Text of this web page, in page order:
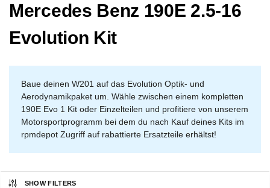
Mercedes Benz 190E 2.5-16
Evolution Kit
Baue deinen W201 auf das Evolution Optik- und
Aerodynamikpaket um. Wähle zwischen einem kompletten
190E Evo 1 Kit oder Einzelteilen und profitiere von unserem
Motorsportprogramm bei dem du nach Kauf deines Kits im
rpmdepot Zugriff auf rabattierte Ersatzteile erhältst!
SHOW FILTERS